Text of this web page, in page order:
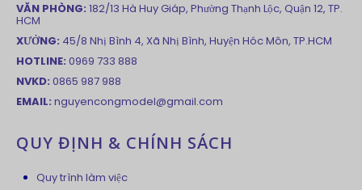
VĂN PHÒNG: 182/13 Hà Huy Giáp, Phường Thạnh Lộc, Quận 12, TP.
HCM
XƯỞNG: 45/8 Nhị Bình 4, Xã Nhị Bình, Huyện Hóc Môn, TP.HCM
HOTLINE: 0969 733 888
NVKD: 0865 987 988
EMAIL: nguyencongmodel@gmail.com
QUY ĐỊNH & CHÍNH SÁCH
Quy trình làm việc